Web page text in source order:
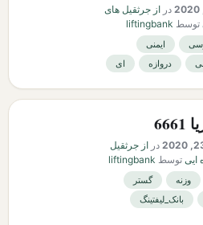
در از جرثقیل های
توسط liftingbank
ایمنی
دروازه ای
در از جرثقیل
ایی توسط liftingbank
وزنه
گستر
بانک_لیفتینگ